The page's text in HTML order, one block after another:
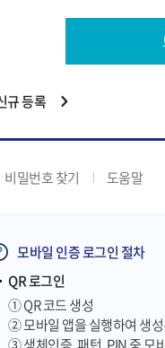
규 등록
비밀번호 찾기 도움말
모바일 인증 로그인 절차
QR 로그인
① QR 코드 생성
② 모바일 앱을 실행하여 생성